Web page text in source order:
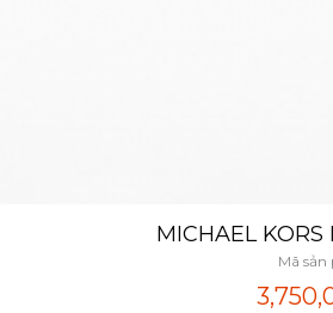
Xem
MICHAEL
Mã sản